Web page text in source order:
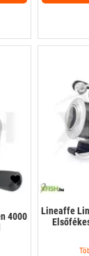
4000
Lineaffe